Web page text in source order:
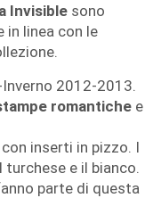
Invisible sono
in linea con le
2012-2013.
romantiche e
inserti in pizzo. I
e il bianco.
parte di questa